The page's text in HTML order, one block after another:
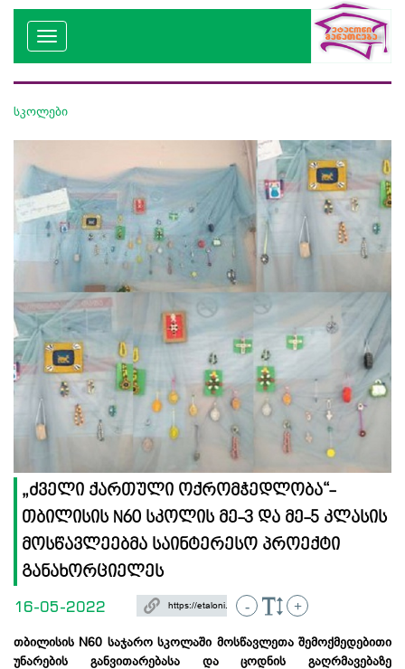
სკოლები
„ძველი ქართული ოქრომჭედლობა“-
თბილისის N60 სკოლის მე-3 და მე-5 კლასის
მოსწავლეებმა საინტერესო პროექტი
განახორციელეს
16-05-2022 - +
თბილისის N60 საჯარო სკოლაში მოსწავლეთა შემოქმედებითი
უნარების განვითარებასა და ცოდნის გაღრმავებაზე